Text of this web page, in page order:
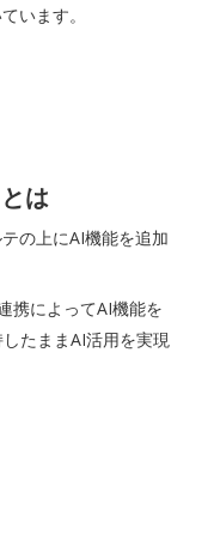
います。
は
の上にAI機能を追加
携によってAI機能を
たままAI活用を実現